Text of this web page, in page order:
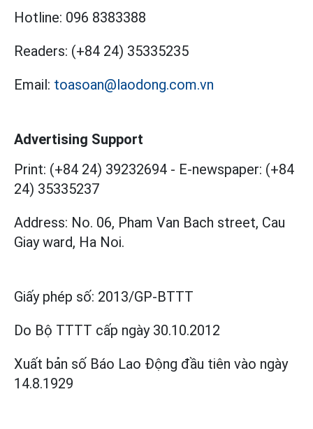
Hotline: 096 8383388
Readers: (+84 24) 35335235
Email: toasoan@laodong.com.vn
Advertising Support
Print: (+84 24) 39232694 - E-newspaper: (+84
24) 35335237
Address: No. 06, Pham Van Bach street, Cau
Giay ward, Ha Noi.
Giấy phép số: 2013/GP-BTTT
Do Bộ TTTT cấp ngày 30.10.2012
Xuất bản số Báo Lao Động đầu tiên vào ngày
14.8.1929